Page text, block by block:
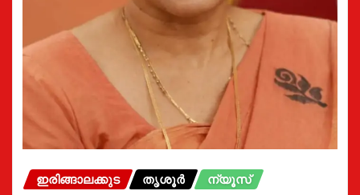
ഇരിങ്ങാലക്കുട തൃശൂർ ന്യൂസ്